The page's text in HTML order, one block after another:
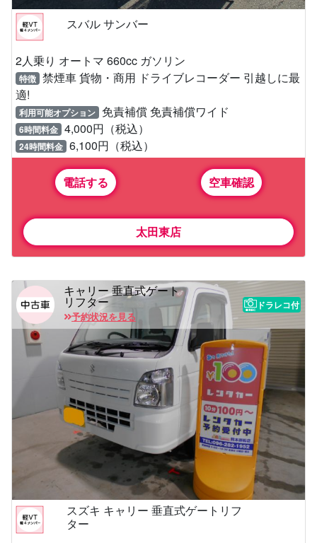
スバル サンバー
2人乗り オートマ 660cc ガソリン
特徴 禁煙車 貨物・商用 ドライブレコーダー 引越しに最
適!
利用可能オプション 免責補償 免責補償ワイド
6時間料金 4,000円（税込）
24時間料金 6,100円（税込）
電話する 空車確認
太田東店
キャリー 垂直式ゲート
リフター
予約状況を見る
ドラレコ付
スズキ キャリー 垂直式ゲートリフ
ター